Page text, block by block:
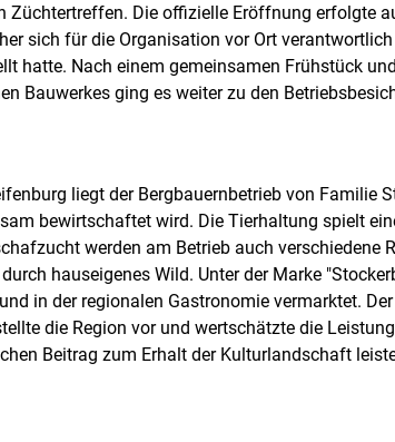
Züchtertreffen. Die offizielle Eröffnung erfolgte
sich für die Organisation vor Ort
hatte. Nach einem gemeinsamen Frühstück
Bauwerkes ging es weiter zu den
liegt der Bergbauernbetrieb von Familie
bewirtschaftet wird. Die Tierhaltung spielt
werden am Betrieb auch verschiedene
hauseigenes Wild. Unter der Marke
in der regionalen Gastronomie vermarktet.
die Region vor und wertschätzte die
Beitrag zum Erhalt der Kulturlandschaft